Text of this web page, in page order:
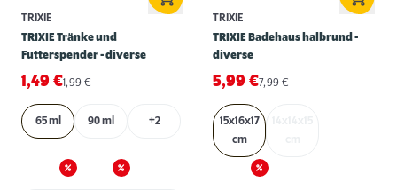
TRIXIE
TRIXIE Tränke und
Futterspender - diverse
1,49 €1,99€
65 ml 90 ml +2
TRIXIE
TRIXIE Badehaus halbrund -
diverse
5,99 €7,99€
15x16x17
cm